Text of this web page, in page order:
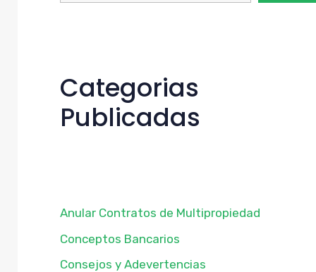
Categorias
Publicadas
Anular Contratos de Multipropiedad
Conceptos Bancarios
Consejos y Adevertencias